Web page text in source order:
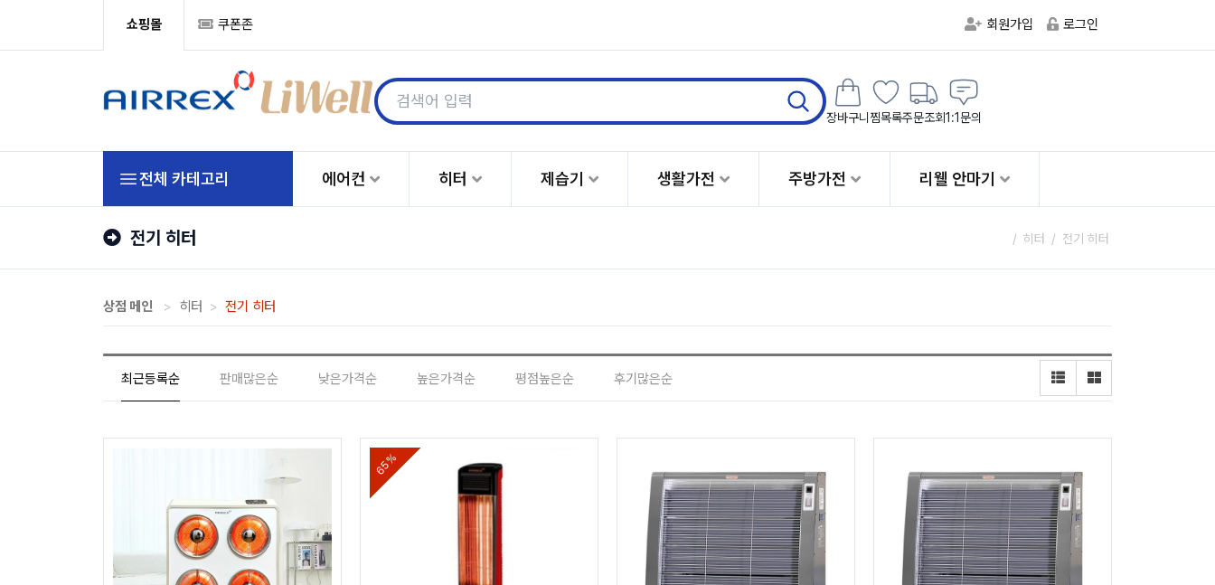
쇼핑몰 쿠폰존 회원가입 로그인
장바구니찜목록주문조회1:1문의
전체 카테고리 에어컨 히터
기름 히터
제습기 생활가전 주방가전 리웰 안마기
전기 히터 히터 전기 히터
상점 메인 히터 전기 히터
최근등록순 판매많은순 낮은가격순 높은가격순 평점높은순 후기많은순
65%